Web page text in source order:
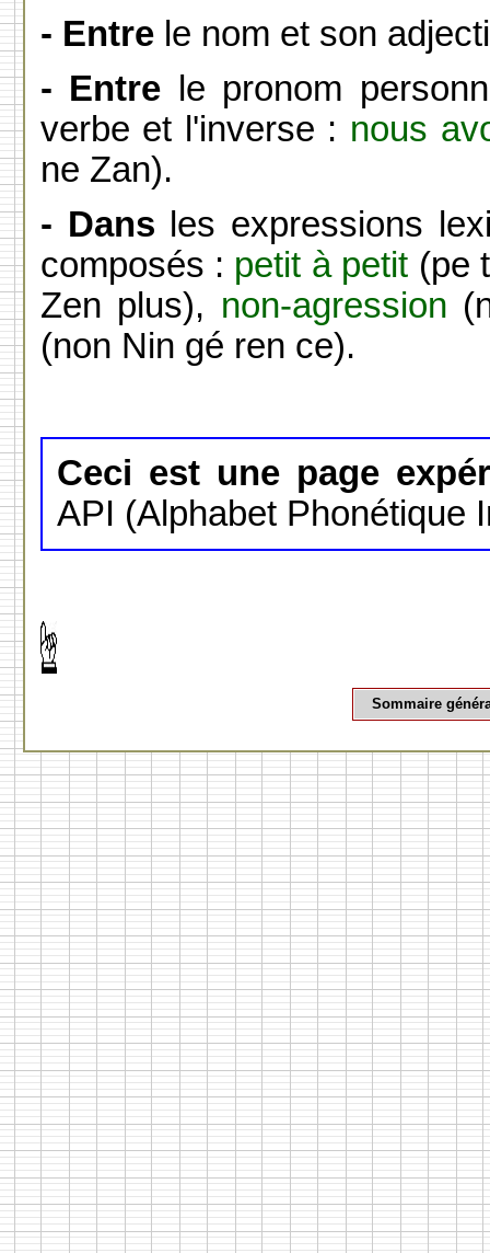
- Entrele nom et son
- Entre le pronom
verbe et l'inverse : nous
ne Zan).
- Dans les expressions
composés : petit à petit (pe
Zen plus), non-agression
(non Nin gé ren ce).
Ceci est une page
API (Alphabet Phonétique
Sommaire